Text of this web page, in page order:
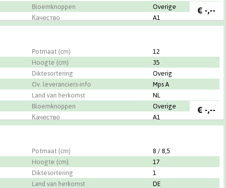
Bloemknoppen
Overige
Качество
A1
€ -,--
Potmaat (cm)
12
Hoogte (cm)
35
Diktesortering
Overig
Ov. leveranciers-info
Mps A
Land van herkomst
NL
Bloemknoppen
Overige
Качество
A1
€ -,--
Potmaat (cm)
8 / 8,5
Hoogte (cm)
17
Diktesortering
1
Land van herkomst
DE